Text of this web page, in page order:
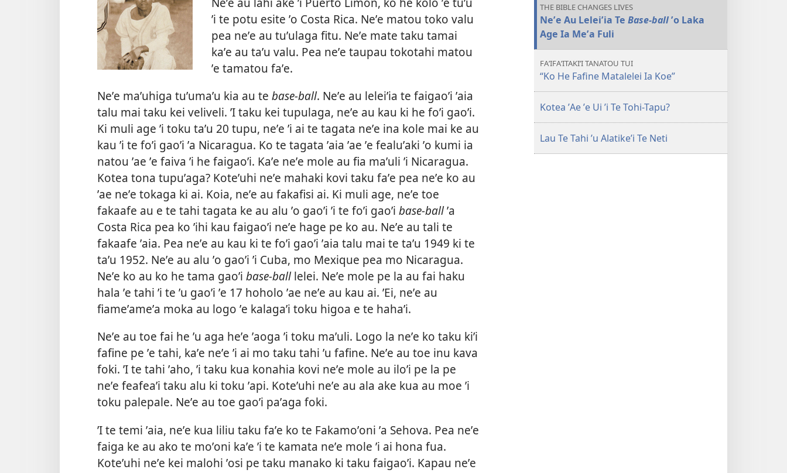
ʼi te potu esite ʼo Costa Rica. Neʼe matou toko valu
pea neʼe au tuʼulaga fitu. Neʼe mate taku tamai
kaʼe au taʼu valu. Pea neʼe taupau tokotahi matou
ʼe tamatou faʼe.
Neʼe maʼuhiga tuʼumaʼu kia au te base-ball. Neʼe au leleiʼia te faigaoʼi ʼaia
talu mai taku kei veliveli. ʼI taku kei tupulaga, neʼe au kau ki he foʼi gaoʼi.
Ki muli age ʼi toku taʼu 20 tupu, neʼe ʼi ai te tagata neʼe ina kole mai ke au
kau ʼi te foʼi gaoʼi ʼa Nicaragua. Ko te tagata ʼaia ʼae ʼe fealuʼaki ʼo kumi ia
natou ʼae ʼe faiva ʼi he faigaoʼi. Kaʼe neʼe mole au fia maʼuli ʼi Nicaragua.
Kotea tona tupuʼaga? Koteʼuhi neʼe mahaki kovi taku faʼe pea neʼe ko au
ʼae neʼe tokaga ki ai. Koia, neʼe au fakafisi ai. Ki muli age, neʼe toe
fakaafe au e te tahi tagata ke au alu ʼo gaoʼi ʼi te foʼi gaoʼi base-ballʼa
Costa Rica pea ko ʼihi kau faigaoʼi neʼe hage pe ko au. Neʼe au tali te
fakaafe ʼaia. Pea neʼe au kau ki te foʼi gaoʼi ʼaia talu mai te taʼu 1949 ki te
taʼu 1952. Neʼe au alu ʼo gaoʼi ʼi Cuba, mo Mexique pea mo Nicaragua.
Neʼe ko au ko he tama gaoʼi base-balllelei. Neʼe mole pe la au fai haku
hala ʼe tahi ʼi te ʼu gaoʼi ʼe 17 hoholo ʼae neʼe au kau ai. ʼEi, neʼe au
fiameʼameʼa moka au logo ʼe kalagaʼi toku higoa e te hahaʼi.
Neʼe au toe fai he ʼu aga heʼe ʼaoga ʼi toku maʼuli. Logo la neʼe ko taku kiʼi
fafine pe ʼe tahi, kaʼe neʼe ʼi ai mo taku tahi ʼu fafine. Neʼe au toe inu kava
foki. ʼI te tahi ʼaho, ʼi taku kua konahia kovi neʼe mole au iloʼi pe la pe
neʼe feafeaʼi taku alu ki toku ʼapi. Koteʼuhi neʼe au ala ake kua au moe ʼi
toku palepale. Neʼe au toe gaoʼi paʼaga foki.
ʼI te temi ʼaia, neʼe kua liliu taku faʼe ko te Fakamoʼoni ʼa Sehova. Pea neʼe
faiga ke au ako te moʼoni kaʼe ʼi te kamata neʼe mole ʼi ai hona fua.
Koteʼuhi neʼe kei malohi ʼosi pe taku manako ki taku faigaoʼi. Kapau neʼe
Kia
Koe?
THE BIBLE CHANGES LIVES
Neʼe Au Leleiʼia Te Base-ballʼo Laka
Age Ia Meʼa Fuli
FAʼIFAʼITAKIʼI TANATOU TUI
“Ko He Fafine Matalelei Ia Koe”
Kotea ʼAe ʼe Ui ʼi Te Tohi-Tapu?
Lau Te Tahi ’u Alatike’i Te Neti